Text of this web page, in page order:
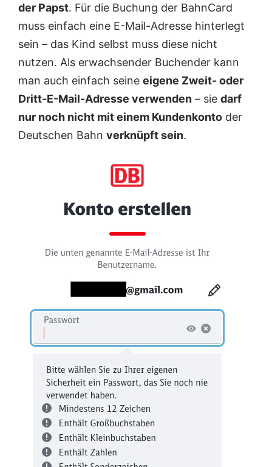
der Papst. Für die Buchung der BahnCard
muss einfach eine E-Mail-Adresse hinterlegt
sein – das Kind selbst muss diese nicht
nutzen. Als erwachsender Buchender kann
man auch einfach seine eigene Zweit- oder
Dritt-E-Mail-Adresse verwenden – sie darf
nur noch nicht mit einem Kundenkonto der
Deutschen Bahn verknüpft sein.